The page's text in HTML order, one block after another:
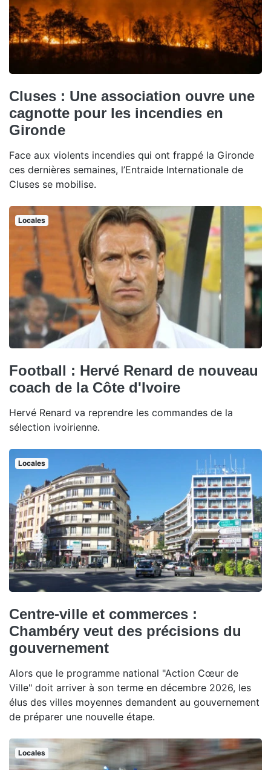
Cluses : Une association ouvre une
cagnotte pour les incendies en
Gironde
Face aux violents incendies qui ont frappé la Gironde
ces dernières semaines, l’Entraide Internationale de
Cluses se mobilise.
Locales
Football : Hervé Renard de nouveau
coach de la Côte d'Ivoire
Hervé Renard va reprendre les commandes de la
sélection ivoirienne.
Locales
Centre-ville et commerces :
Chambéry veut des précisions du
gouvernement
Alors que le programme national "Action Cœur de
Ville" doit arriver à son terme en décembre 2026, les
élus des villes moyennes demandent au gouvernement
de préparer une nouvelle étape.
Locales